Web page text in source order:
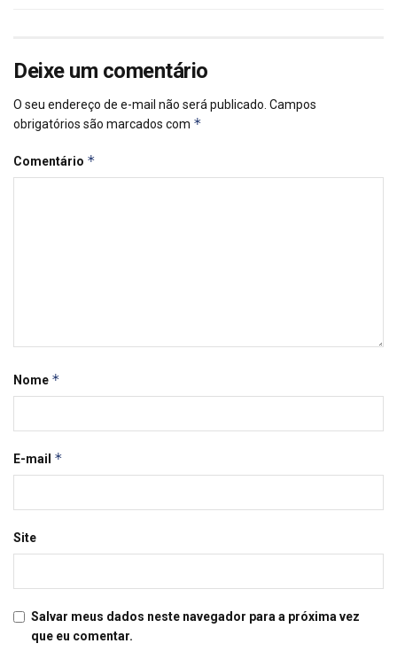
Deixe um comentário
O seu endereço de e-mail não será publicado. Campos
obrigatórios são marcados com *
Comentário *
Nome *
E-mail *
Site
Salvar meus dados neste navegador para a próxima vez
que eu comentar.